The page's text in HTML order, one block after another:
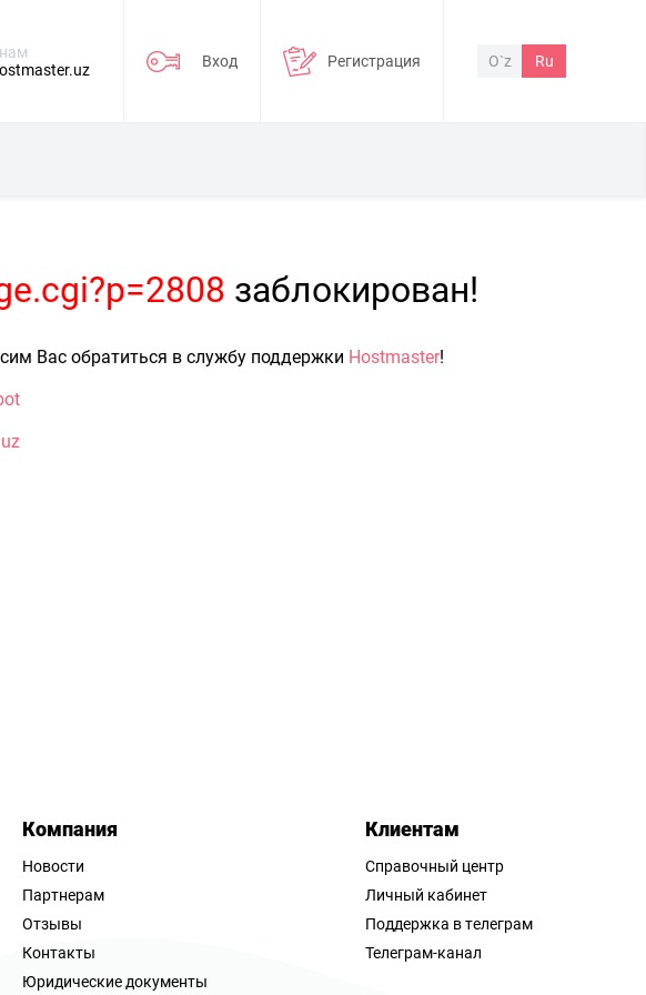
Вход Регистрация O`z Ru
заблокирован!
Вас обратиться в службу поддержки Hostmaster!
Компания
Новости
Партнерам
Отзывы
Контакты
Юридические документы
Клиентам
Справочный центр
Личный кабинет
Поддержка в телеграм
Телеграм-канал